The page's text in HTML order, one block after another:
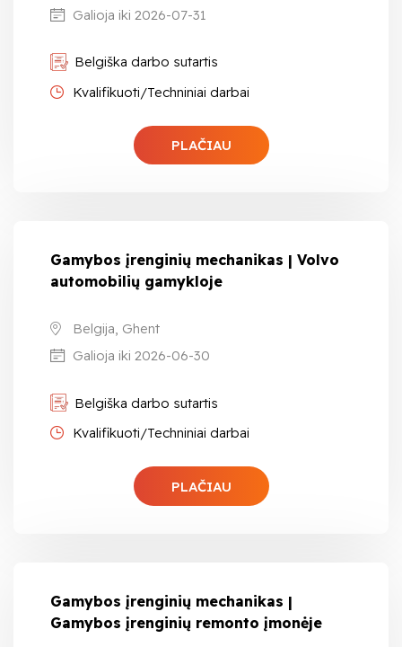
Galioja iki 2026-07-31
Belgiška darbo sutartis
Kvalifikuoti/Techniniai darbai
PLAČIAU
Gamybos įrenginių mechanikas | Volvo
automobilių gamykloje
Belgija, Ghent
Galioja iki 2026-06-30
Belgiška darbo sutartis
Kvalifikuoti/Techniniai darbai
PLAČIAU
Gamybos įrenginių mechanikas |
Gamybos įrenginių remonto įmonėje